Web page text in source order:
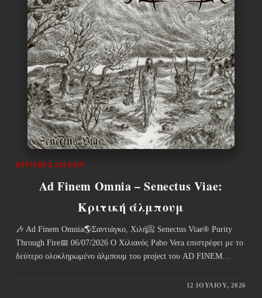
ΚΡΙΤΙΚΈΣ ΔΊΣΚΩΝ
Ad Finem Omnia – Senectus Viae:
Κριτική άλμπουμ
🎶 Ad Finem Omnia🌎Σαντιάγκο, Χιλή📀 Senectus Viae® Purity
Through Fire📅 06/07/2026 Ο Χιλιανός Pabo Vera επιστρέφει με το
δεύτερο ολοκληρωμένο άλμπουμ του project του AD FINEM…
12 ΙΟΥΛΊΟΥ, 2026